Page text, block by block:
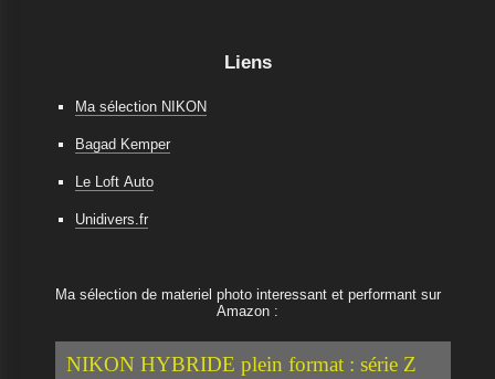
Liens
Ma sélection NIKON
Bagad Kemper
Le Loft Auto
Unidivers.fr
Ma sélection de materiel photo interessant et performant sur
Amazon :
NIKON HYBRIDE plein format : série Z